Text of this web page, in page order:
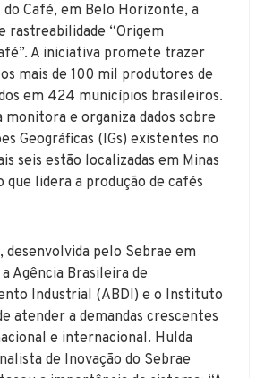
Café, em Belo Horizonte, a
rastreabilidade “Origem
A iniciativa promete trazer
mais de 100 mil produtores de
em 424 municípios brasileiros.
e organiza dados sobre
Geográficas (IGs) existentes no
seis estão localizadas em Minas
que lidera a produção de cafés
pelo Sebrae em
Agência Brasileira de
Industrial (ABDI) e o Instituto
atender a demandas crescentes
e internacional. Hulda
de Inovação do Sebrae